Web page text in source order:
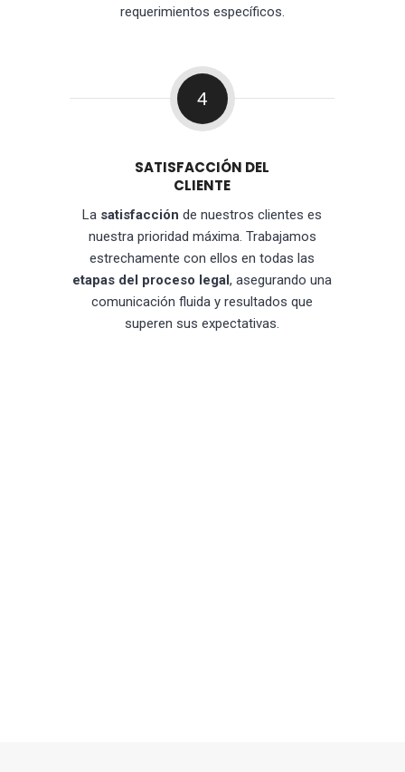
requerimientos específicos.
4
SATISFACCIÓN DEL
CLIENTE
La satisfacción de nuestros clientes es
nuestra prioridad máxima. Trabajamos
estrechamente con ellos en todas las
etapas del proceso legal, asegurando una
comunicación fluida y resultados que
superen sus expectativas.